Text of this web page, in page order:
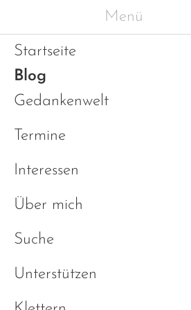
Erfahrungen und
Sichtweisen (Blog)
Menü
Startseite
Blog
Gedankenwelt
Termine
Interessen
Über mich
Suche
Unterstützen